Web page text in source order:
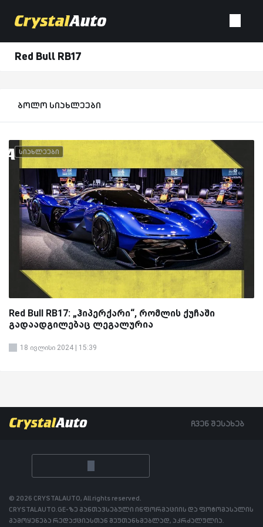
Red Bull RB17
ბოლო სიახლეები
სიახლეები
Red Bull RB17: „ჰიპერქარი“, რომლის ქუჩაში
გადაადგილებაც ლეგალურია
18 ივლისი 2024 | 15:39
ჩვენ შესახებ
© 2026 CRYSTALAUTO, All rights reserved.
CRYSTALAUTO.GE-ზე განთავსებული ინფორმაციის და ფოტომასალის
გამოყენება რედაქციასთან შეუთანხმებლად, აკრძალულია.